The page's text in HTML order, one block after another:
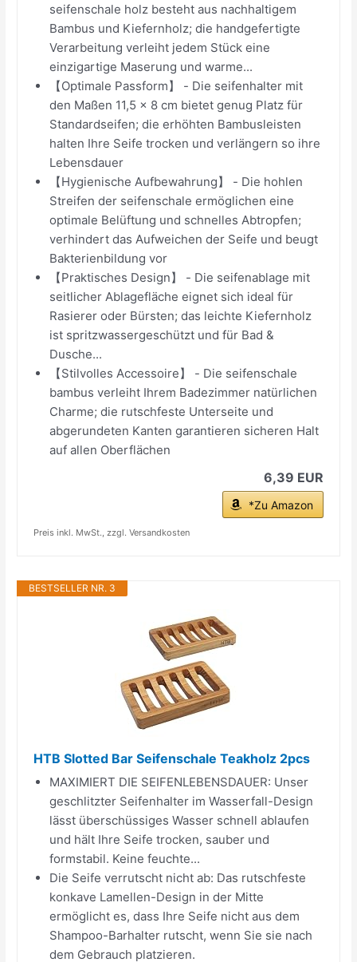
seifenschale holz besteht aus nachhaltigem
Bambus und Kiefernholz; die handgefertigte
Verarbeitung verleiht jedem Stück eine
einzigartige Maserung und warme...
【Optimale Passform】 - Die seifenhalter mit
den Maßen 11,5 x 8 cm bietet genug Platz für
Standardseifen; die erhöhten Bambusleisten
halten Ihre Seife trocken und verlängern so ihre
Lebensdauer
【Hygienische Aufbewahrung】 - Die hohlen
Streifen der seifenschale ermöglichen eine
optimale Belüftung und schnelles Abtropfen;
verhindert das Aufweichen der Seife und beugt
Bakterienbildung vor
【Praktisches Design】 - Die seifenablage mit
seitlicher Ablagefläche eignet sich ideal für
Rasierer oder Bürsten; das leichte Kiefernholz
ist spritzwassergeschützt und für Bad &
Dusche...
【Stilvolles Accessoire】 - Die seifenschale
bambus verleiht Ihrem Badezimmer natürlichen
Charme; die rutschfeste Unterseite und
abgerundeten Kanten garantieren sicheren Halt
auf allen Oberflächen
6,39 EUR
*Zu Amazon
Preis inkl. MwSt., zzgl. Versandkosten
BESTSELLER NR. 3
HTB Slotted Bar Seifenschale Teakholz 2pcs
MAXIMIERT DIE SEIFENLEBENSDAUER: Unser
geschlitzter Seifenhalter im Wasserfall-Design
lässt überschüssiges Wasser schnell ablaufen
und hält Ihre Seife trocken, sauber und
formstabil. Keine feuchte...
Die Seife verrutscht nicht ab: Das rutschfeste
konkave Lamellen-Design in der Mitte
ermöglicht es, dass Ihre Seife nicht aus dem
Shampoo-Barhalter rutscht, wenn Sie sie nach
dem Gebrauch platzieren.